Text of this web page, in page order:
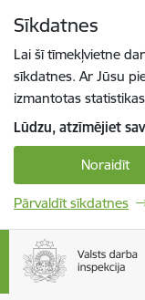
Sīkdatnes
Lai šī tīmekļvietne
sīkdatnes. Ar Jūsu
izmantotas
Lūdzu, atzīmējiet
Noraidīt
Pārvaldīt sīkdatnes